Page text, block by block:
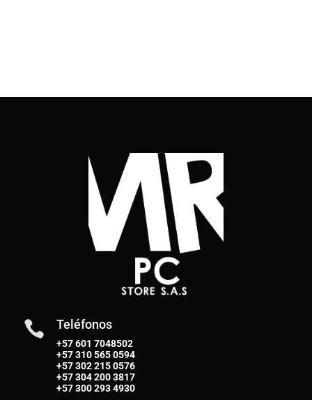
 Teléfonos
+57 601 7048502
+57310 565 0594
+57302 215 0576
+57304 200 3817
+57300 293 4930